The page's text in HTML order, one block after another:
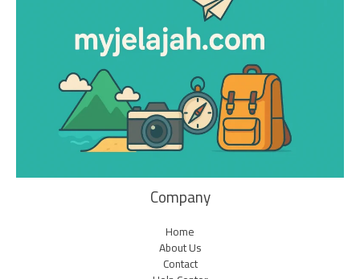
Company
Home
About Us
Contact